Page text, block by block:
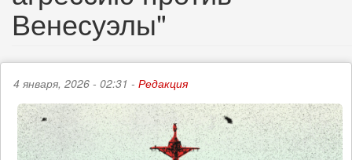
Венесуэлы"
4 января, 2026 - 02:31 - Редакция